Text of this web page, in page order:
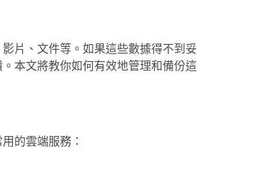
片、文件等。如果這些數據得不到妥
本文將教你如何有效地管理和備份這
的雲端服務：